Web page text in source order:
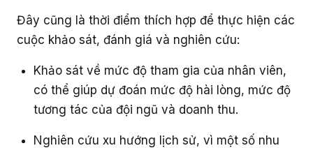
Đây cũng là thời điểm thích hợp để thực hiện các
cuộc khảo sát, đánh giá và nghiên cứu:
Khảo sát về mức độ tham gia của nhân viên,
có thể giúp dự đoán mức độ hài lòng, mức độ
tương tác của đội ngũ và doanh thu.
Nghiên cứu xu hướng lịch sử, vì một số nhu